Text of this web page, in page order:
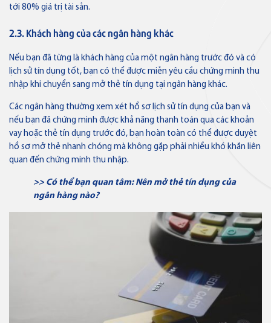
tới 80% giá trị tài sản.
2.3. Khách hàng của các ngân hàng khác
Nếu bạn đã từng là khách hàng của một ngân hàng trước đó và có
lịch sử tín dụng tốt, bạn có thể được miễn yêu cầu chứng minh thu
nhập khi chuyển sang mở thẻ tín dụng tại ngân hàng khác.
Các ngân hàng thường xem xét hồ sơ lịch sử tín dụng của bạn và
nếu bạn đã chứng minh được khả năng thanh toán qua các khoản
vay hoặc thẻ tín dụng trước đó, bạn hoàn toàn có thể được duyệt
hồ sơ mở thẻ nhanh chóng mà không gặp phải nhiều khó khăn liên
quan đến chứng minh thu nhập.
>> Có thể bạn quan tâm: Nên mở thẻ tín dụng của
ngân hàng nào?